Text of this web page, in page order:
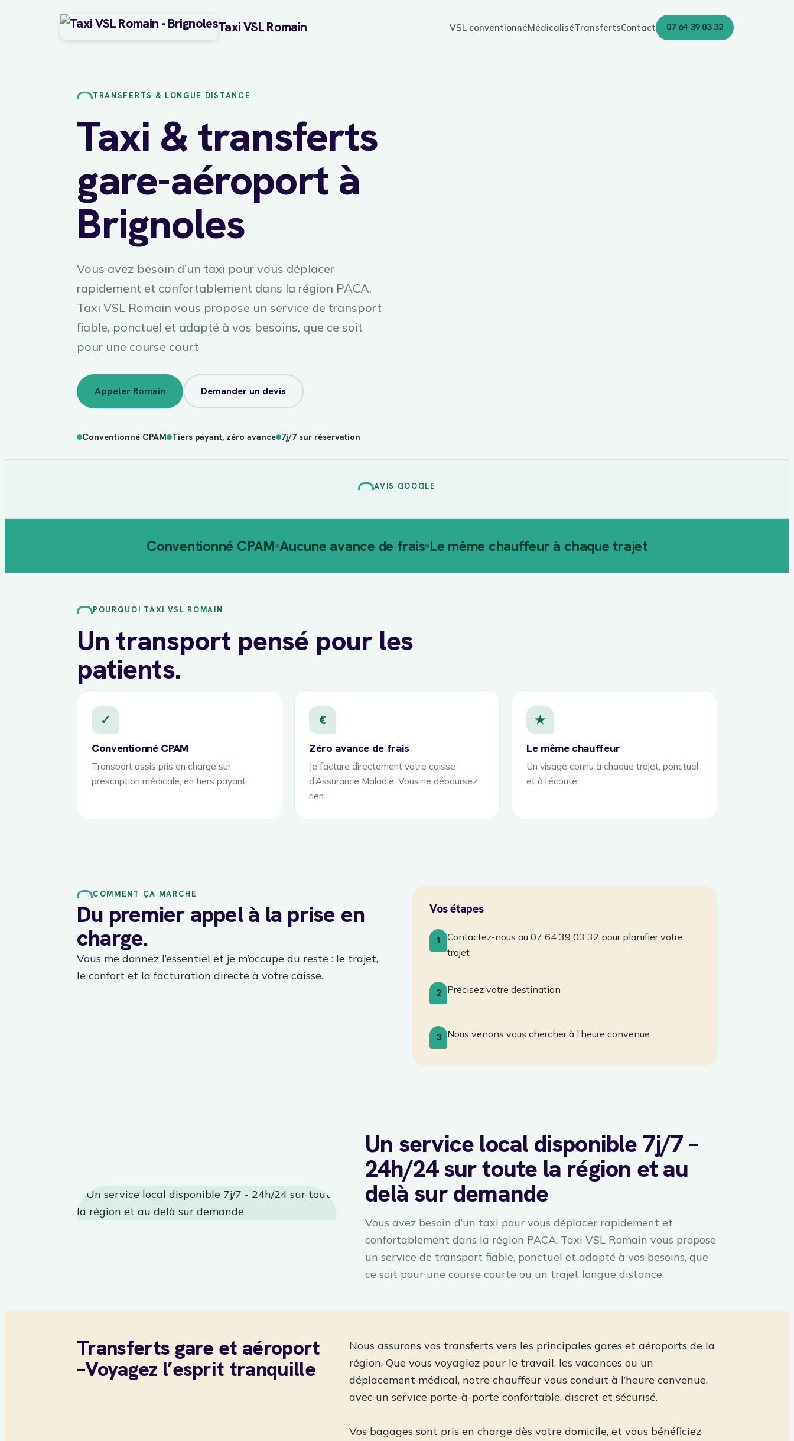
Taxi VSL Romain VSL conventionnéMédicaliséTransfertsContact 07 64 39 03 32
TRANSFERTS & LONGUE DISTANCE
Taxi & transferts
gare-aéroport à
Brignoles
Vous avez besoin d’un taxi pour vous déplacer
rapidement et confortablement dans la région PACA,
Taxi VSL Romain vous propose un service de transport
fiable, ponctuel et adapté à vos besoins, que ce soit
pour une course court
Appeler Romain Demander un devis
Conventionné CPAM Tiers payant, zéro avance 7j/7 sur réservation
AVIS GOOGLE
Conventionné CPAM Aucune avance de frais Le même chauffeur à chaque trajet
POURQUOI TAXI VSL ROMAIN
Un transport pensé pour les
patients.
✓
Conventionné CPAM
Transport assis pris en charge sur
prescription médicale, en tiers payant.
€
Zéro avance de frais
Je facture directement votre caisse
d’Assurance Maladie. Vous ne déboursez
rien.
★
Le même chauffeur
Un visage connu à chaque trajet, ponctuel
et à l’écoute.
COMMENT ÇA MARCHE
Du premier appel à la prise en
charge.
Vous me donnez l’essentiel et je m’occupe du reste : le trajet,
le confort et la facturation directe à votre caisse.
Vos étapes
1
Contactez-nous au 07 64 39 03 32 pour planifier votre
trajet
2 Précisez votre destination
3 Nous venons vous chercher à l’heure convenue
Un service local disponible 7j/7 –
24h/24 sur toute la région et au
delà sur demande
Vous avez besoin d’un taxi pour vous déplacer rapidement et
confortablement dans la région PACA, Taxi VSL Romain vous propose
un service de transport fiable, ponctuel et adapté à vos besoins, que
ce soit pour une course courte ou un trajet longue distance.
Transferts gare et aéroport
–Voyagez l’esprit tranquille
Nous assurons vos transferts vers les principales gares et aéroports de la
région. Que vous voyagiez pour le travail, les vacances ou un
déplacement médical, notre chauffeur vous conduit à l’heure convenue,
avec un service porte-à-porte confortable, discret et sécurisé.
Vos bagages sont pris en charge dès votre domicile, et vous bénéficiez